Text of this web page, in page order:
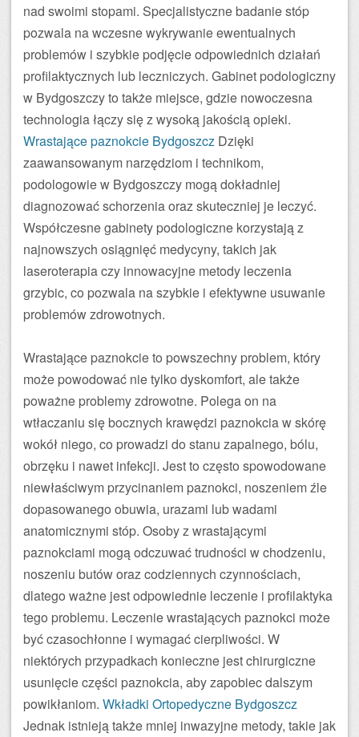
nad swoimi stopami. Specjalistyczne badanie stóp
pozwala na wczesne wykrywanie ewentualnych
problemów i szybkie podjęcie odpowiednich działań
profilaktycznych lub leczniczych. Gabinet podologiczny
w Bydgoszczy to także miejsce, gdzie nowoczesna
technologia łączy się z wysoką jakością opieki.
Wrastające paznokcie Bydgoszcz Dzięki
zaawansowanym narzędziom i technikom,
podologowie w Bydgoszczy mogą dokładniej
diagnozować schorzenia oraz skuteczniej je leczyć.
Współczesne gabinety podologiczne korzystają z
najnowszych osiągnięć medycyny, takich jak
laseroterapia czy innowacyjne metody leczenia
grzybic, co pozwala na szybkie i efektywne usuwanie
problemów zdrowotnych.
Wrastające paznokcie to powszechny problem, który
może powodować nie tylko dyskomfort, ale także
poważne problemy zdrowotne. Polega on na
wtłaczaniu się bocznych krawędzi paznokcia w skórę
wokół niego, co prowadzi do stanu zapalnego, bólu,
obrzęku i nawet infekcji. Jest to często spowodowane
niewłaściwym przycinaniem paznokci, noszeniem źle
dopasowanego obuwia, urazami lub wadami
anatomicznymi stóp. Osoby z wrastającymi
paznokciami mogą odczuwać trudności w chodzeniu,
noszeniu butów oraz codziennych czynnościach,
dlatego ważne jest odpowiednie leczenie i profilaktyka
tego problemu. Leczenie wrastających paznokci może
być czasochłonne i wymagać cierpliwości. W
niektórych przypadkach konieczne jest chirurgiczne
usunięcie części paznokcia, aby zapobiec dalszym
powikłaniom. Wkładki Ortopedyczne Bydgoszcz
Jednak istnieją także mniej inwazyjne metody, takie jak